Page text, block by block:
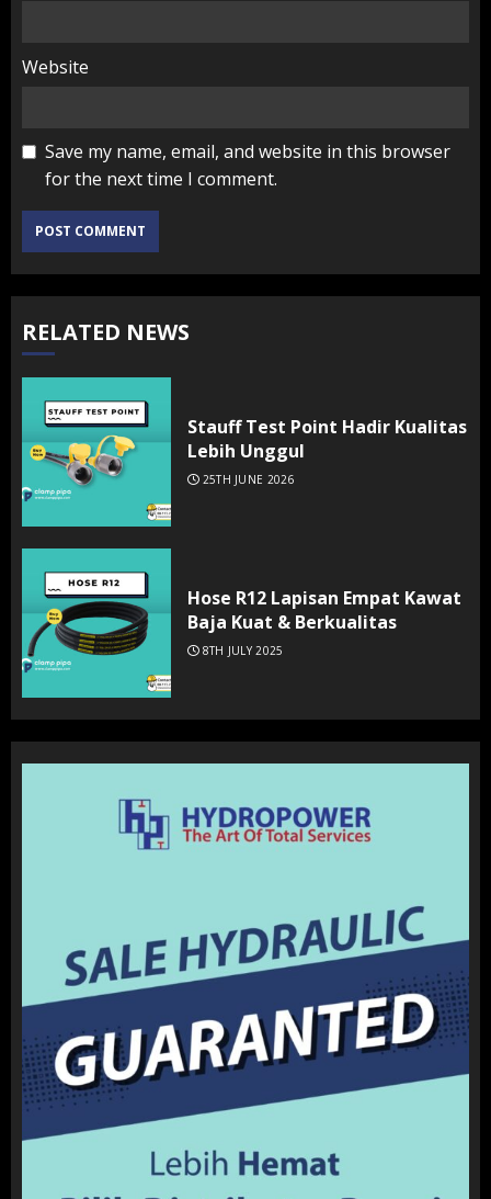
Website
Save my name, email, and website in this browser
for the next time I comment.
RELATED NEWS
Stauff Test Point Hadir Kualitas
Lebih Unggul
25TH JUNE 2026
Hose R12 Lapisan Empat Kawat
Baja Kuat & Berkualitas
8TH JULY 2025